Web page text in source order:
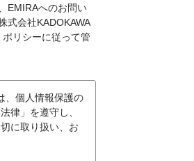
EMIRAへのお問い
式会社KADOKAWA
リシーに従って管
、個人情報保護の
律」を遵守し、
に取り扱い、お